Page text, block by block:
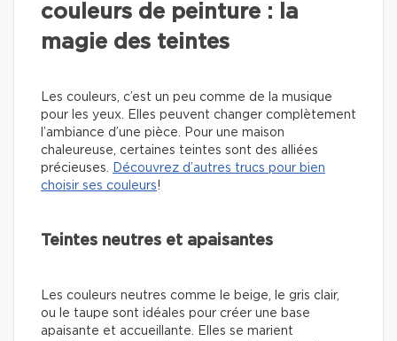
couleurs de peinture : la
magie des teintes
Les couleurs, c’est un peu comme de la musique
pour les yeux. Elles peuvent changer complètement
l’ambiance d’une pièce. Pour une maison
chaleureuse, certaines teintes sont des alliées
précieuses.
Découvrez d’autres trucs pour bien
choisir ses couleurs!
Teintes neutres et apaisantes
Les couleurs neutres comme le beige, le gris clair,
ou le taupe sont idéales pour créer une base
apaisante et accueillante. Elles se marient